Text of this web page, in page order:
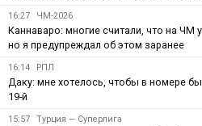
16:27 ЧМ-2026
Каннаваро: многие считали, что на ЧМ
но я предупреждал об этом заранее
16:14 РПЛ
Даку: мне хотелось, чтобы в номере
19-й
15:57 Турция — Суперлига